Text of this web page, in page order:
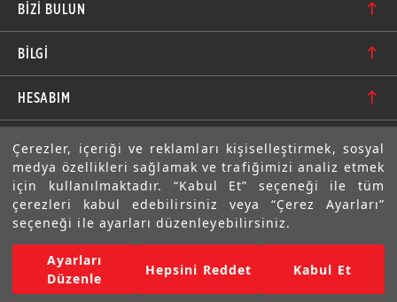
Çerezler, içeriği ve reklamları kişiselleştirmek, sosyal
medya özellikleri sağlamak ve trafiğimizi analiz etmek
için kullanılmaktadır. “Kabul Et” seçeneği ile tüm
çerezleri kabul edebilirsiniz veya “Çerez Ayarları”
seçeneği ile ayarları düzenleyebilirsiniz.
Ayarları
Düzenle
Hepsini Reddet Kabul Et
BIZI BULUN
bilgi@motolastik.com
+90 549 549 66 86
+90 232 462 08 42
BİLGİ
Banka Hesap Numaraları
Teknik Bilgi
Sıkça Sorulan Sorular
Gizlilik Bildirimi ve Güvenlik
Mesafeli Satış Sözleşmesi
HESABIM
Siparişler
Adresler
Üyelik Bilgilerim
E-BÜLTEN
Abone olarak aramıza katılın. Avantajlardan ve indirimlerden
ilk sizin haberiniz olsun!
Copyright © 2022 Motolastik. Tüm Hakkı Saklıdır.